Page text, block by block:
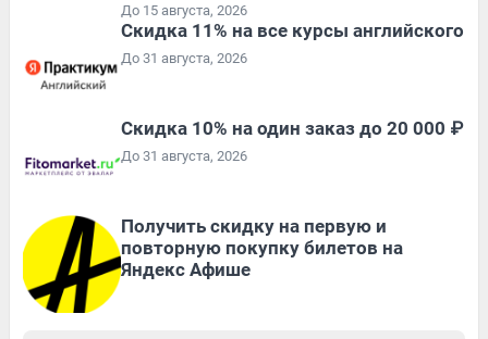
До 15 августа, 2026
Скидка 11% на все курсы английского
До 31 августа, 2026
Скидка 10% на один заказ до 20 000 ₽
До 31 августа, 2026
Получить скидку на первую и
повторную покупку билетов на
Яндекс Афише